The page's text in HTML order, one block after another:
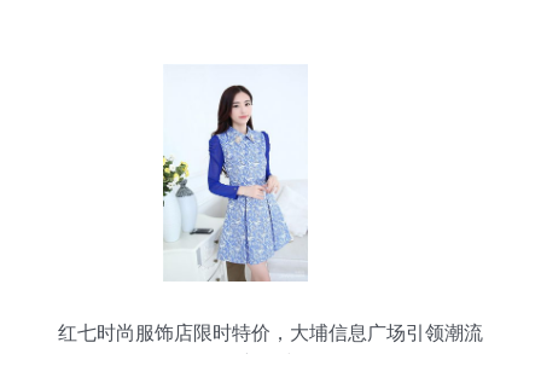
红七时尚服饰店限时特价，大埔信息广场引领潮流